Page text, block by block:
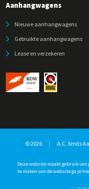
Aanhangwagens
Nieuwe aanhangwagens
Gebruikte aanhangwagens
Lease en verzekeren
© 2026 | A.C. Smits
Deze website maakt gebruik van
te maken van de website ga je